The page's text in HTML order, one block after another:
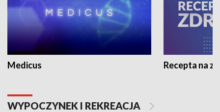
Medicus Recepta na
WYPOCZYNEK I REKREACJA